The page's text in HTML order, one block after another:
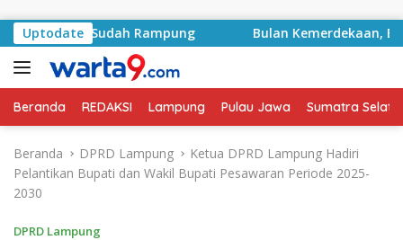
Uptodate
Proyek Sudah Rampung Bulan Kemerdekaan,
Beranda REDAKSI Lampung Pulau Jawa Sumatra
Beranda DPRD Lampung
Ketua DPRD Lampung Hadiri
Pelantikan Bupati dan Wakil Bupati Pesawaran Periode 2025-
2030
DPRD Lampung